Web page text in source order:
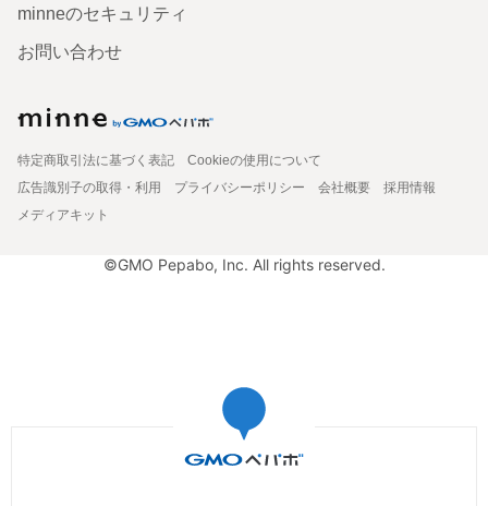
minneのセキュリティ
お問い合わせ
特定商取引法に基づく表記
Cookieの使用について
広告識別子の取得・利用
プライバシーポリシー 会社概要
採用情報
メディアキット
©GMO Pepabo, Inc. All rights reserved.